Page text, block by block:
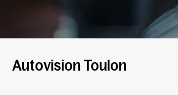
Autovision Toulon